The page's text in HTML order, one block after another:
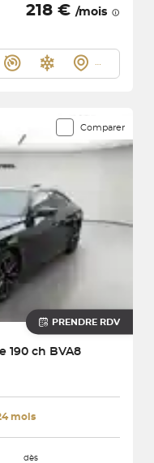
218 € /mois
Comparer
PRENDRE RDV
190 ch BVA8
mois
dès